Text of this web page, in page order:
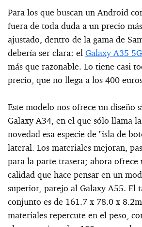
Para los que buscan un Android
fuera de toda duda a un precio
ajustado, dentro de la gama de
debería ser clara: el Galaxy A35 5G
más que razonable. Lo tiene casi
precio, que no llega a los 400
Este modelo nos ofrece un diseño
Galaxy A34, en el que sólo llama
novedad esa especie de "isla de
lateral. Los materiales mejoran,
para la parte trasera; ahora ofrece
calidad que hace pensar en un
superior, parejo al Galaxy A55. El
conjunto es de 161.7 x 78.0 x
materiales repercute en el peso,